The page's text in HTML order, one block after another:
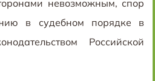
невозможным, спор
в судебном порядке в
Российской